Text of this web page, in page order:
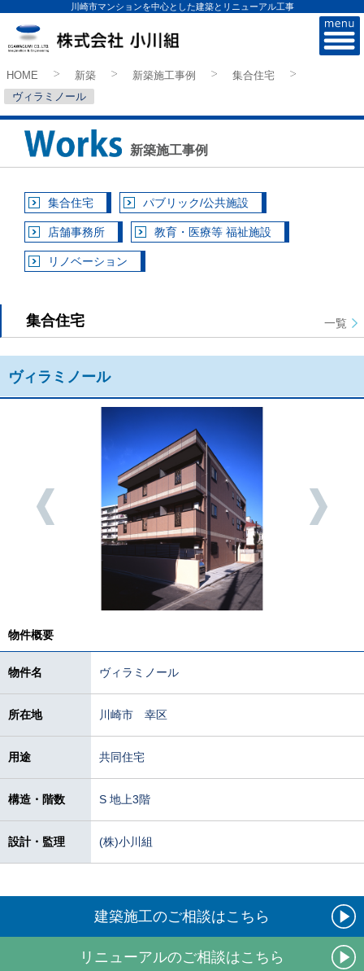
川崎市マンションを中心とした建築とリニューアル工事
HOME >新築 >新築施工事例 >
集合住宅
ヴィラミノール
新築施工事例
集合住宅 パブリック/公共施設
店舗事務所 教育・医療等 福祉施設
リノベーション
集合住宅 一覧
ヴィラミノール
物件概要
物件名 ヴィラミノール
所在地 川崎市 幸区
用途 共同住宅
構造・階数 S 地上3階
設計・監理 (株)小川組
建築施工のご相談はこちら
リニューアルのご相談はこちら